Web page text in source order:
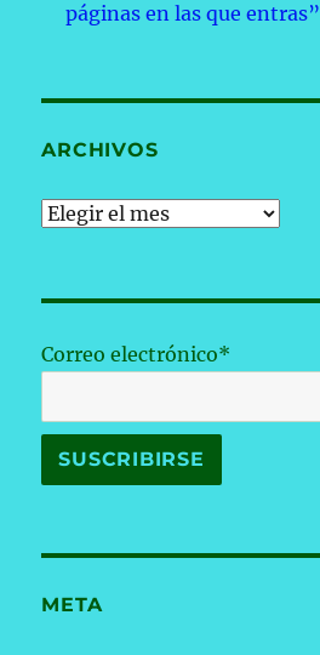
páginas en las que entras”
ARCHIVOS
Archivos
Correo electrónico*
META